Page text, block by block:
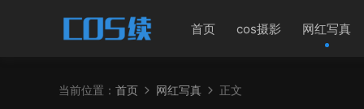
首页 cos摄影 网红写真
当前位置： 首页 网红写真 正文